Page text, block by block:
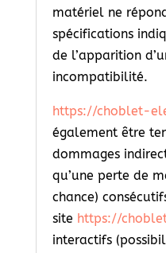
matériel ne
spécifications
de l’apparition
incompatibilité.
https://choblet-
également être
dommages
qu’une perte de
chance)
site https://
interactifs